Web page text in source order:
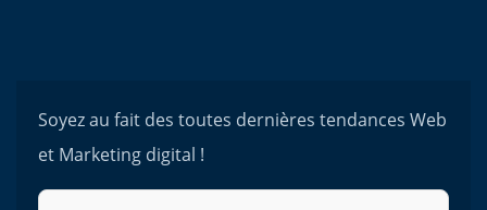
Soyez au fait des toutes dernières tendances Web
et Marketing digital !